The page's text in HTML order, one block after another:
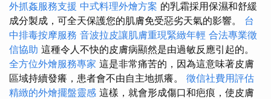
外抓姦服務支援 中式料理外燴方案 的乳霜採用保濕和舒緩
成分製成，可全天保護您的肌膚免受惡劣天氣的影響。 台
中排毒按摩服務 音波拉皮讓肌膚重現緊緻年輕 合法專業徵
信協助 這種令人不快的皮膚病顯然是由過敏反應引起的。
全方位外燴服務專家 這是非常痛苦的，因為這意味著皮膚
區域持續發癢，患者會不由自主地抓癢。 徵信社費用評估
精緻的外燴擺盤靈感 這樣，就會形成傷口和疤痕，使皮膚